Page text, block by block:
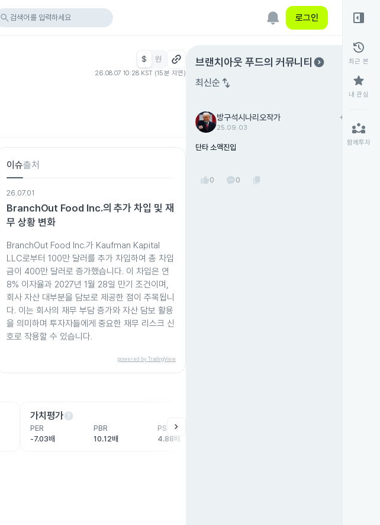
search 검색어를 입력하세요 로그인
$ 원
26.08.07 10:28 KST (15분 지연)
이슈출처
26.07.01
BranchOut Food Inc.의 추가 차입 및 재
무 상황 변화
BranchOut Food Inc.가 Kaufman Kapital
LLC로부터 100만 달러를 추가 차입하여 총 차입
금이 400만 달러로 증가했습니다. 이 차입은 연
8% 이자율과 2027년 1월 28일 만기 조건이며,
회사 자산 대부분을 담보로 제공한 점이 주목됩니
다. 이는 회사의 재무 부담 증가와 자산 담보 활용
을 의미하며 투자자들에게 중요한 재무 리스크 신
호로 작용할 수 있습니다.
powered by TradingView
가치평가help
PER
-7.03배
PBR
10.12배
PSR
4.88배
chevron_right
브랜치아웃 푸드의 커뮤니티 expand_circle_right
최신순 swap_vert
방구석시나리오작가
25.09.03
add
단타 소액진입
thumb_up0 0 content_copy
right_panel_open
history
최근 본
star
내 관심
partner_exchange
함께투자